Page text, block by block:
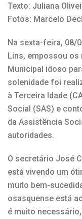
Texto: Juliana
Fotos: Marcelo
Na sexta-feira, 08/
Lins, empossou os
Municipal idoso
solenidade foi
à Terceira Idade
Social (SAS) e
da Assistência
autoridades.
O secretário José
está vivendo um
muito bem-
osasquense está
é muito